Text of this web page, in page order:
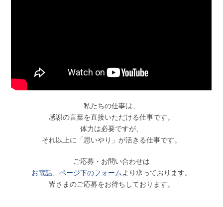
私たちの仕事は、
感謝の言葉を直接いただける仕事です。
体力は必要ですが、
それ以上に「思いやり」が活きる仕事です。
ご応募・お問い合わせは
お電話、ページ下のフォーム より承っております。
皆さまのご応募をお待ちしております。